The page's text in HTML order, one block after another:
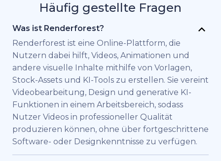
Häufig gestellte Fragen
Was ist Renderforest?
Renderforest ist eine Online-Plattform, die
Nutzern dabei hilft, Videos, Animationen und
andere visuelle Inhalte mithilfe von Vorlagen,
Stock-Assets und KI-Tools zu erstellen. Sie vereint
Videobearbeitung, Design und generative KI-
Funktionen in einem Arbeitsbereich, sodass
Nutzer Videos in professioneller Qualität
produzieren können, ohne über fortgeschrittene
Software- oder Designkenntnisse zu verfügen.